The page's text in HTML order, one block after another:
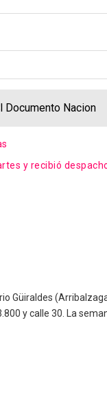
Documento Nacion
y recibió
Güiraldes
y calle 30. La